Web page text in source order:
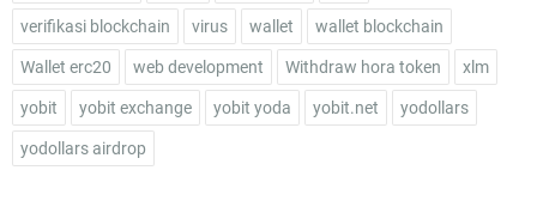
verifikasi blockchain virus wallet wallet blockchain
Wallet erc20 web development Withdraw hora token xlm
yobit yobit exchange yobit yoda yobit.net yodollars
yodollars airdrop